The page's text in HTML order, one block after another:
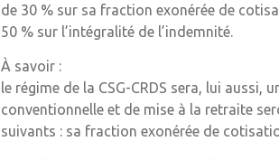
de 30 % sur sa fraction exonérée de
50 % sur l’intégralité de l’indemnité.
À savoir :
le régime de la CSG-CRDS sera, lui
conventionnelle et de mise à la retraite
suivants : sa fraction exonérée de